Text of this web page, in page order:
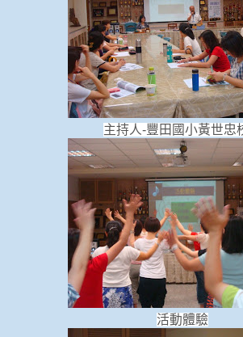
主持人-豐田國小黃世忠
活動體驗